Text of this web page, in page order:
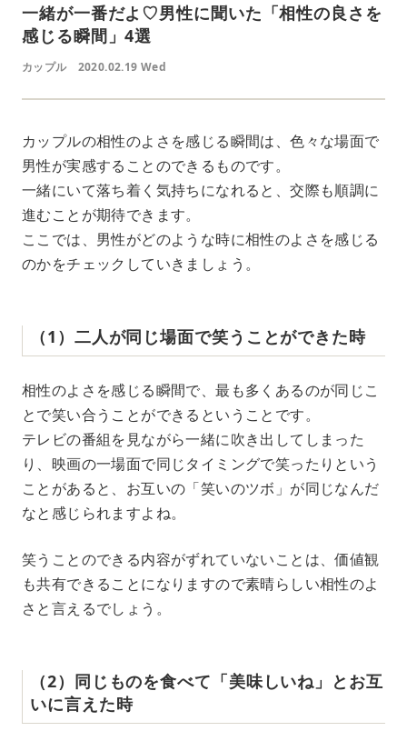
一緒が一番だよ♡男性に聞いた「相性の良さを
感じる瞬間」4選
カップル 2020.02.19 Wed
カップルの相性のよさを感じる瞬間は、色々な場面で
男性が実感することのできるものです。
一緒にいて落ち着く気持ちになれると、交際も順調に
進むことが期待できます。
ここでは、男性がどのような時に相性のよさを感じる
のかをチェックしていきましょう。
（1）二人が同じ場面で笑うことができた時
相性のよさを感じる瞬間で、最も多くあるのが同じこ
とで笑い合うことができるということです。
テレビの番組を見ながら一緒に吹き出してしまった
り、映画の一場面で同じタイミングで笑ったりという
ことがあると、お互いの「笑いのツボ」が同じなんだ
なと感じられますよね。
笑うことのできる内容がずれていないことは、価値観
も共有できることになりますので素晴らしい相性のよ
さと言えるでしょう。
（2）同じものを食べて「美味しいね」とお互
いに言えた時